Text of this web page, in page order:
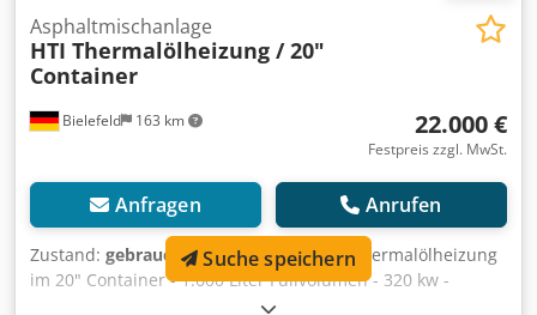
Bielefeld 163 km
Asphaltmischanlage
HTI Thermalölheizung / 20"
Container
22.000 €
Festpreis zzgl. MwSt.
Anfragen Anrufen
Zustand: gebraucht, Baujahr:1992, HTI Thermalölheizung
im 20" Container - 1.600 Liter Füllvolumen - 320 kw -
Vorlauftemperatur 300 °C AB 1000
Suche speichern